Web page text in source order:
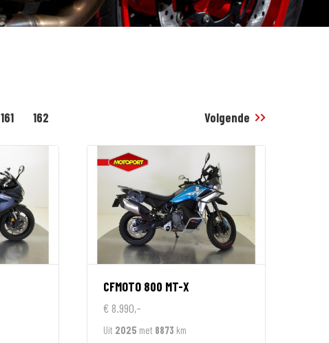
161 162 Volgende
CFMOTO 800 MT-X
€ 8.990,-
Uit 2025 met 8873 km